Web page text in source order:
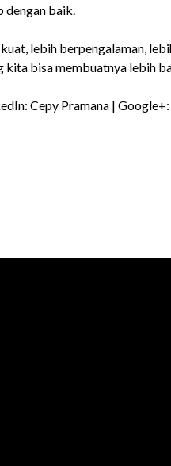
dengan baik.
lebih berpengalaman,
kita bisa membuatnya lebih
Cepy Pramana |